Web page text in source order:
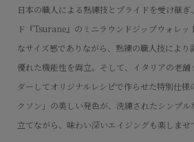
日本の職人による熟練技とプライドを受け継
ド『Tsurane』のミニラウンドジップウォレッ
なサイズ感でありながら、熟練の職人技により
優れた機能性を両立。そして、イタリアの老
ダーしてオリジナルレシピで作らせた特別仕様
クソン」の美しい発色が、洗練されたシンプル
立てながら、味わい深いエイジングも楽しませ